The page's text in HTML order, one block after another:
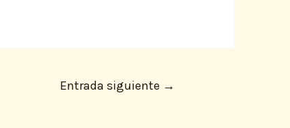
Entrada siguiente →